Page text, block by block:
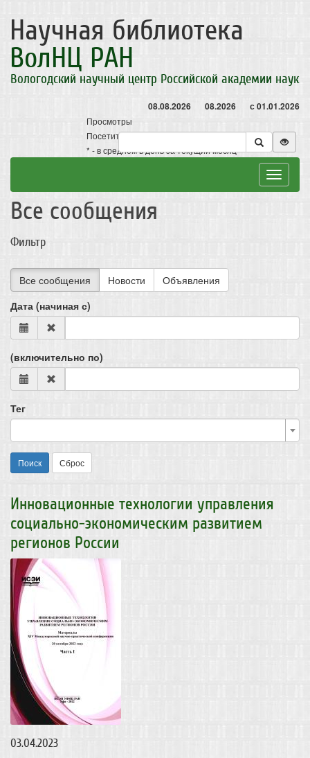
Научная библиотека
ВолНЦ РАН
Вологодский научный центр Российской академии наук
08.08.2026 08.2026 с 01.01.2026
Просмотры
Посетители
* - в среднем в день за текущий месяц
Toggle
Все сообщения
Фильтр
Все сообщения Новости
Объявления
Дата (начиная с)
(включительно по)
Тег
Поиск Сброс
Инновационные технологии управления
социально-экономическим развитием
регионов России
03.04.2023